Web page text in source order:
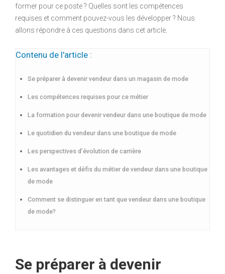
former pour ce poste ? Quelles sont les compétences
requises et comment pouvez-vous les développer ? Nous
allons répondre à ces questions dans cet article.
Contenu de l'article :
Se préparer à devenir vendeur dans un magasin de mode
Les compétences requises pour ce métier
La formation pour devenir vendeur dans une boutique de mode
Le quotidien du vendeur dans une boutique de mode
Les perspectives d’évolution de carrière
Les avantages et défis du métier de vendeur dans une boutique
de mode
Comment se distinguer en tant que vendeur dans une boutique
de mode?
Se préparer à devenir